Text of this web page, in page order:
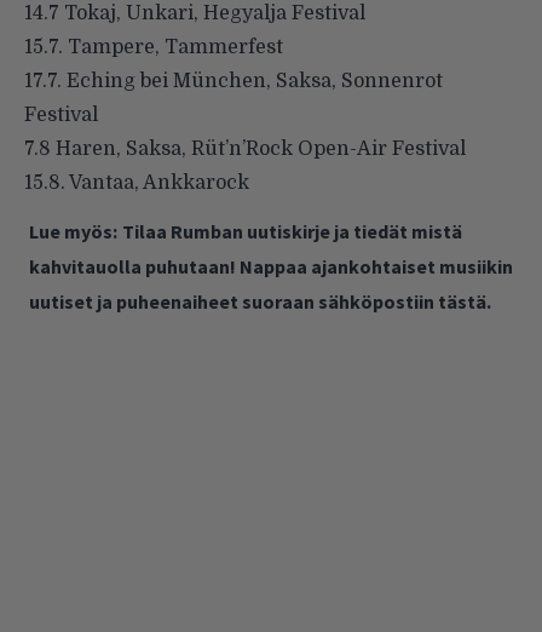
14.7 Tokaj, Unkari, Hegyalja Festival
15.7. Tampere, Tammerfest
17.7. Eching bei München, Saksa, Sonnenrot
Festival
7.8 Haren, Saksa, Rüt’n’Rock Open-Air Festival
15.8. Vantaa, Ankkarock
Lue myös: Tilaa Rumban uutiskirje ja tiedät mistä
kahvitauolla puhutaan! Nappaa ajankohtaiset musiikin
uutiset ja puheenaiheet suoraan sähköpostiin tästä.